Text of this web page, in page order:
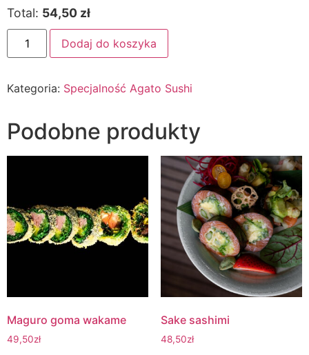
Total: 54,50 zł
Dodaj do koszyka
Kategoria: Specjalność Agato Sushi
Podobne produkty
Maguro goma wakame
49,50zł
Sake sashimi
48,50zł